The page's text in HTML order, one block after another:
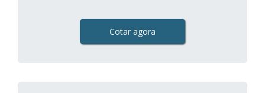
Cotar agora